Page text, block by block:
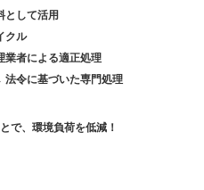
として活用
クル
者による適正処理
令に基づいた専門処理
で、環境負荷を低減！